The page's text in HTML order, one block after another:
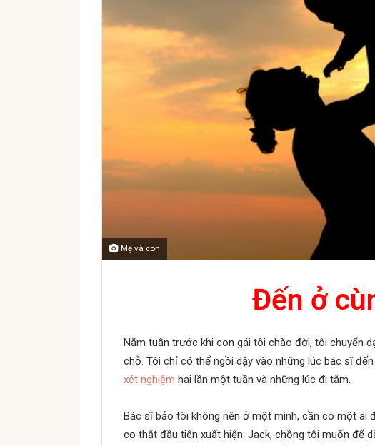
Mẹ và con
Đến ở
Năm tuần trước khi con gái tôi chào đời, tôi chuyển
chỗ. Tôi chỉ có thể ngồi dậy vào những lúc bác sĩ
xét nghiệm hai lần một tuần và những lúc đi tắm.
Bác sĩ bảo tôi không nên ở một mình, cần có một ai
co thắt đầu tiên xuất hiện. Jack, chồng tôi muốn để